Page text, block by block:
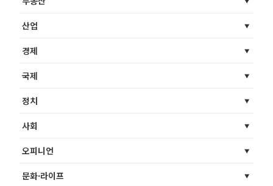
산업
경제
국제
정치
사회
오피니언
문화·라이프